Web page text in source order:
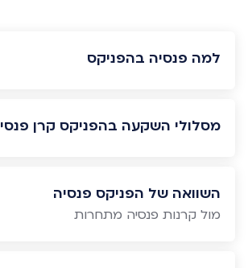
למה פנסיה בהפניקס
מסלולי השקעה בהפניקס קרן
השוואה של הפניקס פנסיה
מול קרנות פנסיה מתחרות